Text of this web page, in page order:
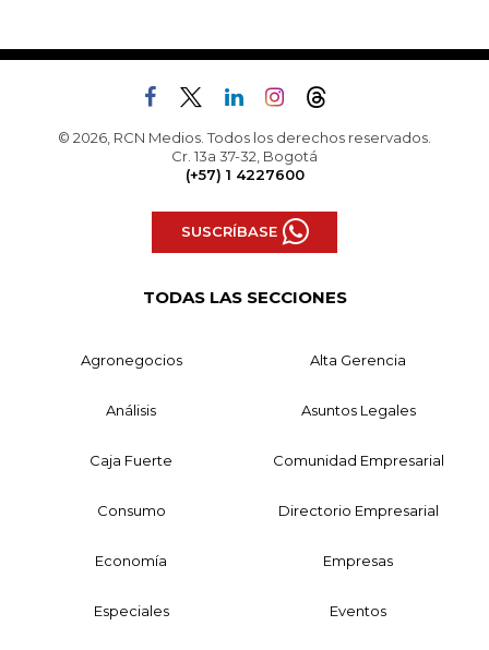
© 2026, RCN Medios. Todos los derechos reservados.
Cr. 13a 37-32, Bogotá
(+57) 1 4227600
SUSCRÍBASE
TODAS LAS SECCIONES
Agronegocios Alta Gerencia
Análisis Asuntos Legales
Caja Fuerte Comunidad Empresarial
Consumo Directorio Empresarial
Economía Empresas
Especiales Eventos